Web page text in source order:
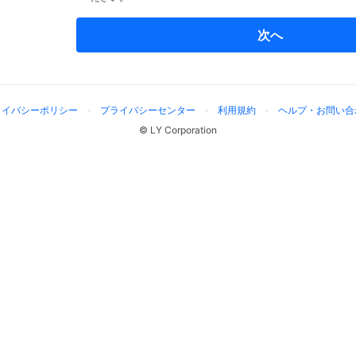
次へ
バシーポリシー プライバシーセンター 利用規約
ヘルプ・お問い
© LY Corporation